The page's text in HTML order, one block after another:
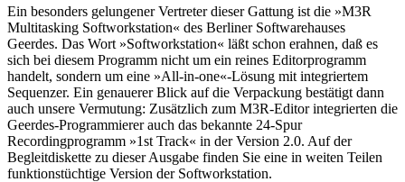
Ein besonders gelungener Vertreter dieser Gattung ist die »M3R
Multitasking Softworkstation« des Berliner Softwarehauses
Geerdes. Das Wort »Softworkstation« läßt schon erahnen, daß es
sich bei diesem Programm nicht um ein reines Editorprogramm
handelt, sondern um eine »All-in-one«-Lösung mit integriertem
Sequenzer. Ein genauerer Blick auf die Verpackung bestätigt dann
auch unsere Vermutung: Zusätzlich zum M3R-Editor integrierten die
Geerdes-Programmierer auch das bekannte 24-Spur
Recordingprogramm »1st Track« in der Version 2.0. Auf der
Begleitdiskette zu dieser Ausgabe finden Sie eine in weiten Teilen
funktionstüchtige Version der Softworkstation.